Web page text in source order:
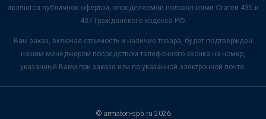
являются публичной офертой, определяемой положениями Статей 435 и
437 Гражданского кодекса РФ.
Ваш заказ, включая стоимость и наличие товара, будет подтвержден
нашим менеджером посредством телефонного звонка на номер,
указанный Вами при заказе или по указанной электронной почте.
© armaton-spb.ru 2026